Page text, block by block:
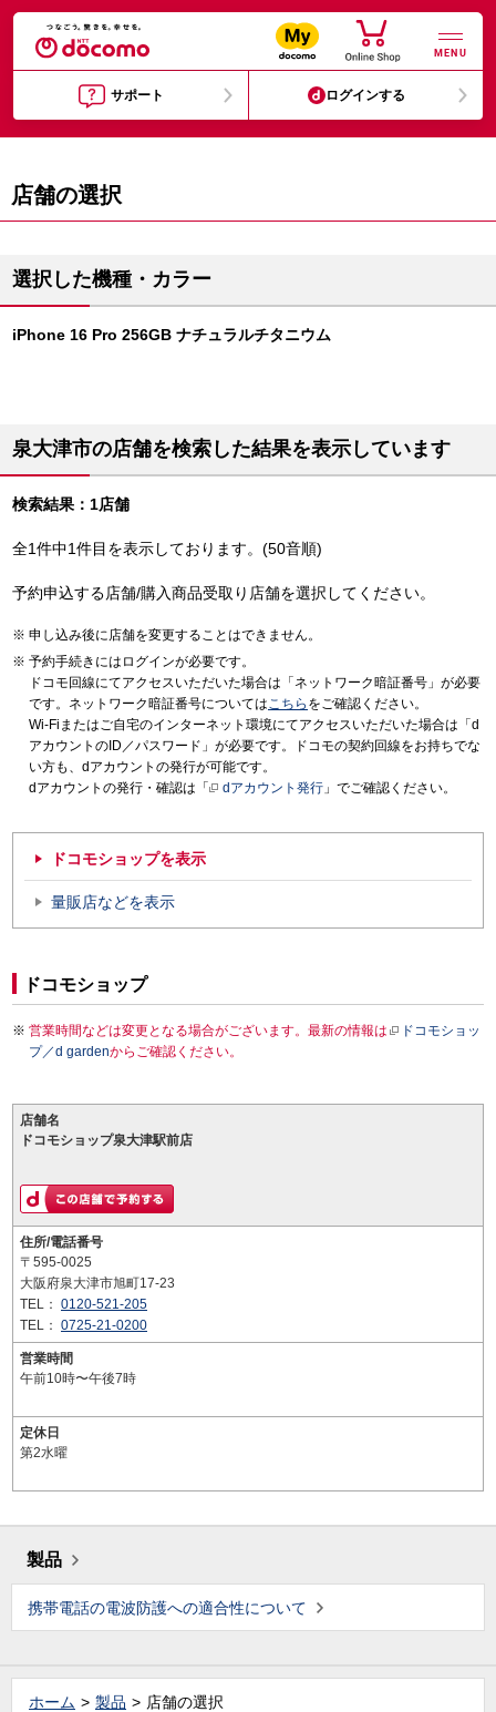
MENU
サポート ログインする
店舗の選択
選択した機種・カラー
iPhone 16 Pro 256GB ナチュラルチタニウム
泉大津市の店舗を検索した結果を表示しています
検索結果：1店舗
全1件中1件目を表示しております。(50音順)
予約申込する店舗/購入商品受取り店舗を選択してください。
申し込み後に店舗を変更することはできません。
予約手続きにはログインが必要です。
ドコモ回線にてアクセスいただいた場合は「ネットワーク暗証番号」が必要
です。ネットワーク暗証番号についてはこちら をご確認ください。
Wi-Fiまたはご自宅のインターネット環境にてアクセスいただいた場合は「d
アカウントのID／パスワード」が必要です。ドコモの契約回線をお持ちでな
い方も、dアカウントの発行が可能です。
dアカウントの発行・確認は「
dアカウント発行 」でご確認ください。
ドコモショップを表示
量販店などを表示
ドコモショップ
営業時間などは変更となる場合がございます。最新の情報は
ドコモショッ
プ／d gardenからご確認ください。
店舗名
ドコモショップ泉大津駅前店
住所/電話番号
〒595-0025
大阪府泉大津市旭町17-23
TEL： 0120-521-205
TEL： 0725-21-0200
営業時間
午前10時〜午後7時
定休日
第2水曜
製品
携帯電話の電波防護への適合性について
ホーム 製品 店舗の選択